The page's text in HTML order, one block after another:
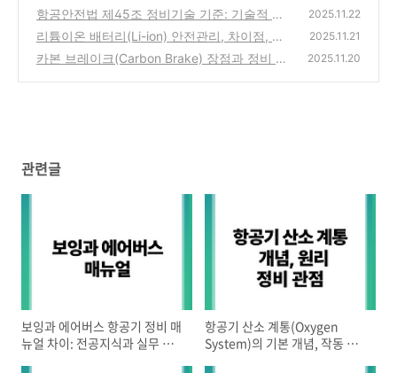
념, 작동 원리, 주요 정비·점검 유의사항
(0)
항공안전법 제45조 정비기술 기준: 기술적 근
거, 적용 원칙, 실무 쟁점 분석
(0)
2025.11.22
리튬이온 배터리(Li-ion) 안전관리, 차이점, 항
공정비 실무 적용
(0)
2025.11.21
카본 브레이크(Carbon Brake) 장점과 정비 유
2025.11.20
관련글
보잉과 에어버스 항공기 정비 매
뉴얼 차이: 전공지식과 실무 적
항공기 산소 계통(Oxygen
System)의 기본 개념, 작동 원